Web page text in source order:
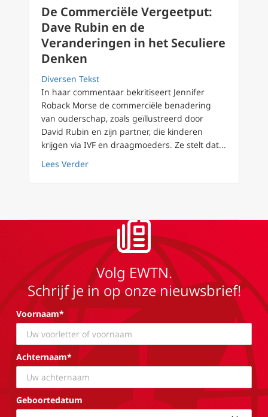
De Commerciële Vergeetput:
Dave Rubin en de
Veranderingen in het Seculiere
Denken
Diversen Tekst
In haar commentaar bekritiseert Jennifer
Roback Morse de commerciële benadering
van ouderschap, zoals geïllustreerd door
David Rubin en zijn partner, die kinderen
krijgen via IVF en draagmoeders. Ze stelt dat...
Lees Verderabout De Commerciële Vergeetput: Dave
Volg EWTN.
Schrijf je in op onze nieuwsbrief!
Voornaam*
Achternaam*
Geboortedatum